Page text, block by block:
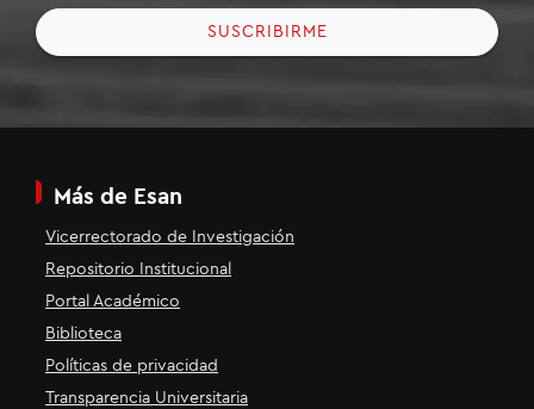
SUSCRIBIRME
Más de Esan
Vicerrectorado de Investigación
Repositorio Institucional
Portal Académico
Biblioteca
Políticas de privacidad
Transparencia Universitaria